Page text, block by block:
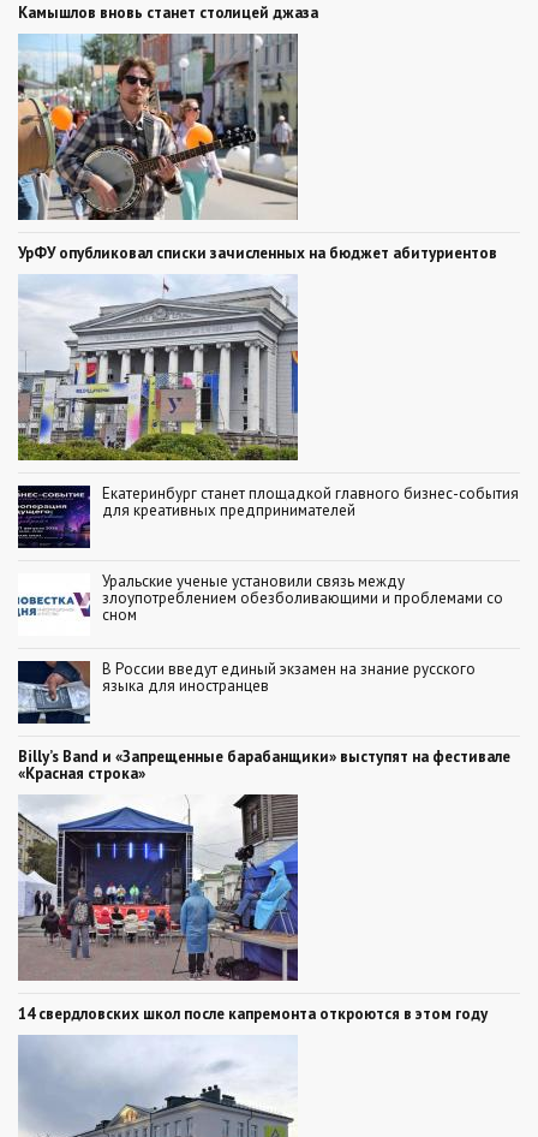
Камышлов вновь станет столицей джаза
УрФУ опубликовал списки зачисленных на бюджет абитуриентов
Екатеринбург станет площадкой главного бизнес-события
для креативных предпринимателей
Уральские ученые установили связь между
злоупотреблением обезболивающими и проблемами со
сном
В России введут единый экзамен на знание русского
языка для иностранцев
Billy’s Band и «Запрещенные барабанщики» выступят на фестивале
«Красная строка»
14 свердловских школ после капремонта откроются в этом году